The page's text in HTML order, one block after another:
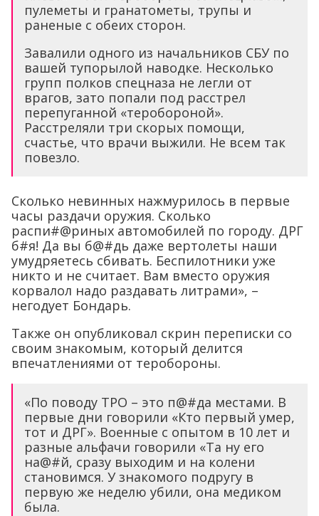
пулеметы и гранатометы, трупы и
раненые с обеих сторон.
Завалили одного из начальников СБУ по
вашей тупорылой наводке. Несколько
групп полков спецназа не легли от
врагов, зато попали под расстрел
перепуганной «теробороной».
Расстреляли три скорых помощи,
счастье, что врачи выжили. Не всем так
повезло.
Сколько невинных нажмурилось в первые
часы раздачи оружия. Сколько
распи#@риных автомобилей по городу. ДРГ
б#я! Да вы б@#дь даже вертолеты наши
умудряетесь сбивать. Беспилотники уже
никто и не считает. Вам вместо оружия
корвалол надо раздавать литрами», –
негодует Бондарь.
Также он опубликовал скрин переписки со
своим знакомым, который делится
впечатлениями от теробороны.
«По поводу ТРО – это п@#да местами. В
первые дни говорили «Кто первый умер,
тот и ДРГ». Военные с опытом в 10 лет и
разные альфачи говорили «Та ну его
на@#й, сразу выходим и на колени
становимся. У знакомого подругу в
первую же неделю убили, она медиком
была.